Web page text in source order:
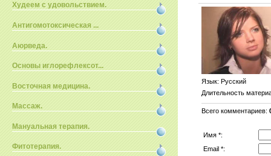
Худеем с удовольствием.
Антигомотоксическая ...
Аюрведа.
Основы иглорефлексот...
Восточная медицина.
Массаж.
Мануальная терапия.
Фитотерапия.
Язык: Русский
Длительность
Всего комментариев:
Имя *:
Email *: